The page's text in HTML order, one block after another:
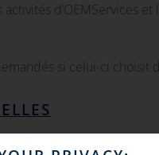
d’OEMServices et
si celui-ci
qu’aux